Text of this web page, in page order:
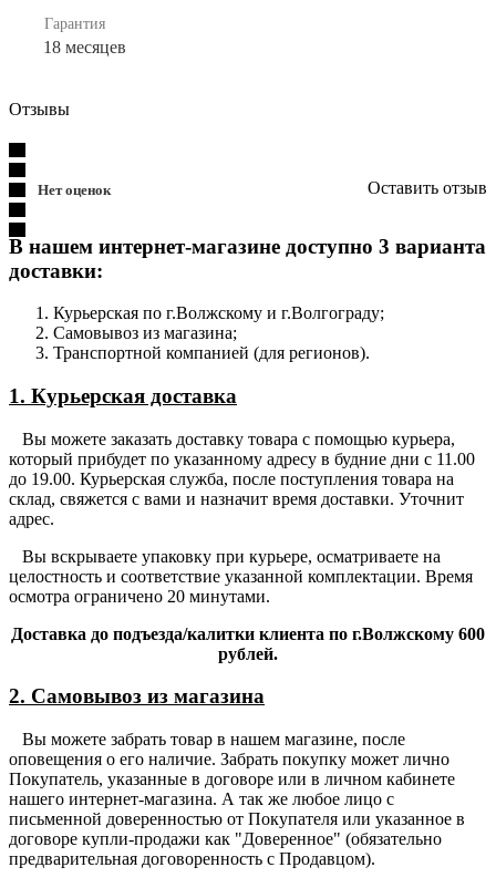
Гарантия
18 месяцев
Отзывы
Нет оценок Оставить отзыв
В нашем интернет-магазине доступно 3 варианта
доставки:
Курьерская по г.Волжскому и г.Волгограду;
Самовывоз из магазина;
Транспортной компанией (для регионов).
1. Курьерская доставка
Вы можете заказать доставку товара с помощью курьера,
который прибудет по указанному адресу в будние дни с 11.00
до 19.00. Курьерская служба, после поступления товара на
склад, свяжется с вами и назначит время доставки. Уточнит
адрес.
Вы вскрываете упаковку при курьере, осматриваете на
целостность и соответствие указанной комплектации. Время
осмотра ограничено 20 минутами.
Доставка до подъезда/калитки клиента по г.Волжскому 600
рублей.
2. Самовывоз из магазина
Вы можете забрать товар в нашем магазине, после
оповещения о его наличие. Забрать покупку может лично
Покупатель, указанные в договоре или в личном кабинете
нашего интернет-магазина. А так же любое лицо с
письменной доверенностью от Покупателя или указанное в
договоре купли-продажи как "Доверенное" (обязательно
предварительная договоренность с Продавцом).